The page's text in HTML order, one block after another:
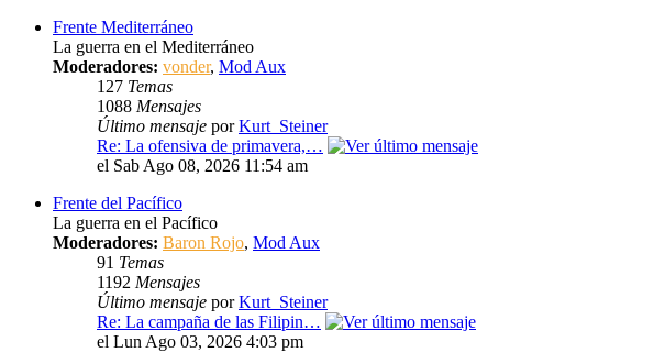
Frente Mediterráneo
La guerra en el Mediterráneo
Moderadores: vonder, Mod Aux
127 Temas
1088 Mensajes
Último mensaje porKurt_Steiner
Re: La ofensiva de primavera,…
el Sab Ago 08, 2026 11:54 am
Frente del Pacífico
La guerra en el Pacífico
Moderadores: Baron Rojo, Mod Aux
91 Temas
1192 Mensajes
Último mensaje porKurt_Steiner
Re: La campaña de las Filipin…
el Lun Ago 03, 2026 4:03 pm